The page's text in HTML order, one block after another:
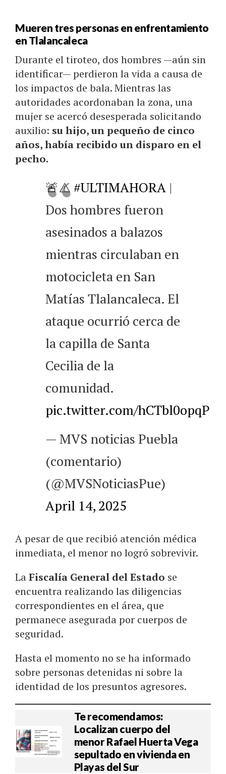
Mueren tres personas en enfrentamiento
en Tlalancaleca
Durante el tiroteo, dos hombres —aún sin
identificar— perdieron la vida a causa de
los impactos de bala. Mientras las
autoridades acordonaban la zona, una
mujer se acercó desesperada solicitando
auxilio: su hijo, un pequeño de cinco
años, había recibido un disparo en el
pecho.
🚨⚠️ #ULTIMAHORA |
Dos hombres fueron
asesinados a balazos
mientras circulaban en
motocicleta en San
Matías Tlalancaleca. El
ataque ocurrió cerca de
la capilla de Santa
Cecilia de la
comunidad.
pic.twitter.com/hCTbl0opqP
— MVS noticias Puebla
(comentario)
(@MVSNoticiasPue)
April 14, 2025
A pesar de que recibió atención médica
inmediata, el menor no logró sobrevivir.
LaFiscalía General del Estado se
encuentra realizando las diligencias
correspondientes en el área, que
permanece asegurada por cuerpos de
seguridad.
Hasta el momento no se ha informado
sobre personas detenidas ni sobre la
identidad de los presuntos agresores.
Te recomendamos:
Localizan cuerpo del
menor Rafael Huerta Vega
sepultado en vivienda en
Playas del Sur